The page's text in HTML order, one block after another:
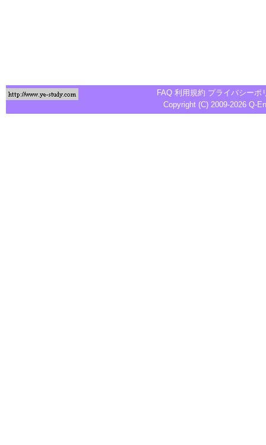
FAQ 利用規約 プライバシーポ
Copyright (C) 2009-2026 Q-